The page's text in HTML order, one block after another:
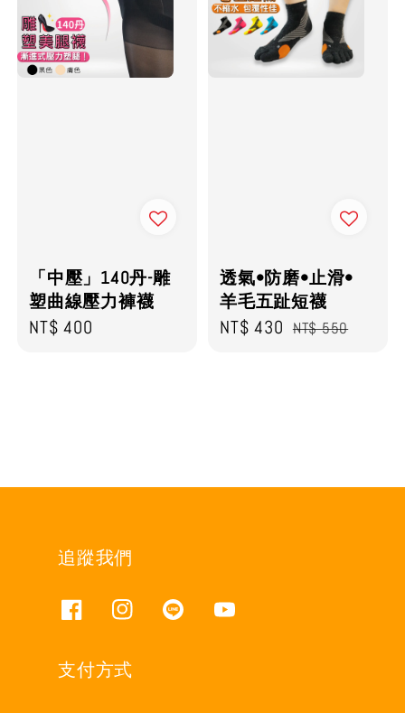
「中壓」140丹-雕
塑曲線壓力褲襪
Regular
NT$ 400
透氣•防磨•止滑•
羊毛五趾短襪
Sale
NT$ 430 Regular
NT$ 550
追蹤我們
支付方式